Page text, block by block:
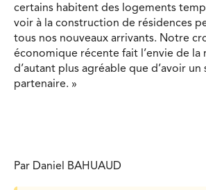
certains habitent des logements
voir à la construction de résidences
tous nos nouveaux arrivants. Notre
économique récente fait l’envie de la
d’autant plus agréable que d’avoir un
partenaire. »
Par Daniel BAHUAUD